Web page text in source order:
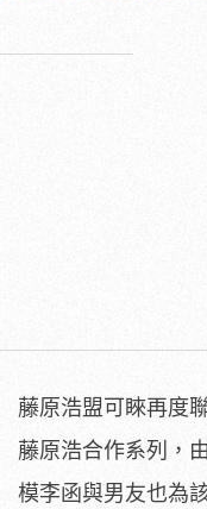
藤原浩盟可睞再度
藤原浩合作系列，
模李函與男友也為